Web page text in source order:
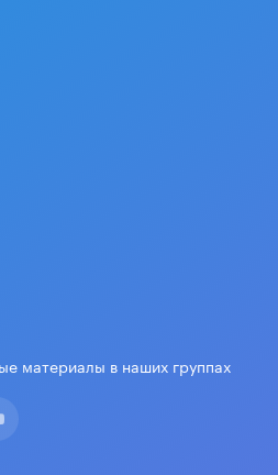
материалы в наших группах